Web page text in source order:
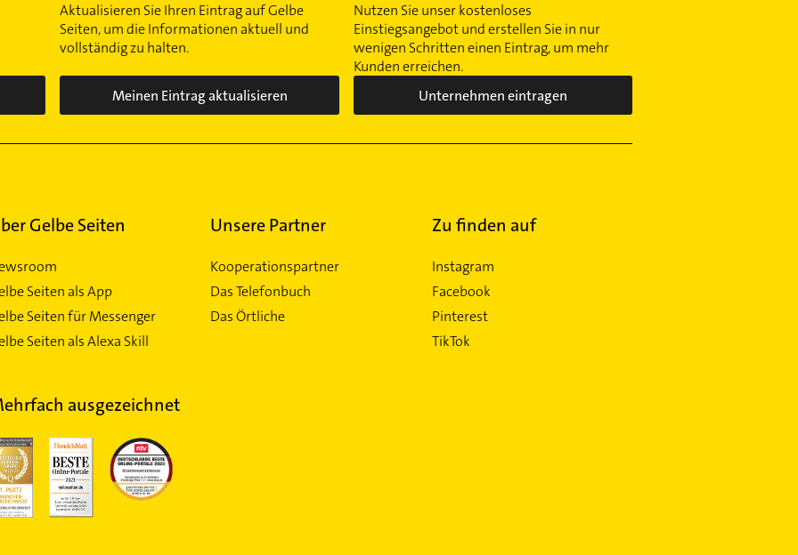
Aktualisieren Sie Ihren Eintrag auf Gelbe
Seiten, um die Informationen aktuell und
vollständig zu halten.
Meinen Eintrag aktualisieren
Nutzen Sie unser kostenloses
Einstiegsangebot und erstellen Sie in nur
wenigen Schritten einen Eintrag, um mehr
Kunden erreichen.
Unternehmen eintragen
Gelbe Seiten
Seiten als App
Seiten für Messenger
Seiten als Alexa Skill
Unsere Partner
Kooperationspartner
Das Telefonbuch
Das Örtliche
Zu finden auf
Instagram
Facebook
Pinterest
TikTok
ausgezeichnet